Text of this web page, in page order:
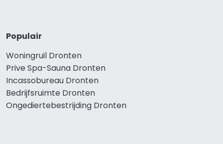
Populair
Woningruil Dronten
Prive Spa-Sauna Dronten
Incassobureau Dronten
Bedrijfsruimte Dronten
Ongediertebestrijding Dronten